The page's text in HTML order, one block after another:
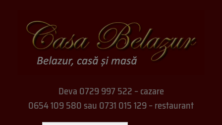
Deva 0729 997 522 – cazare
0654 109 580 sau 0731 015 129 – restaurant